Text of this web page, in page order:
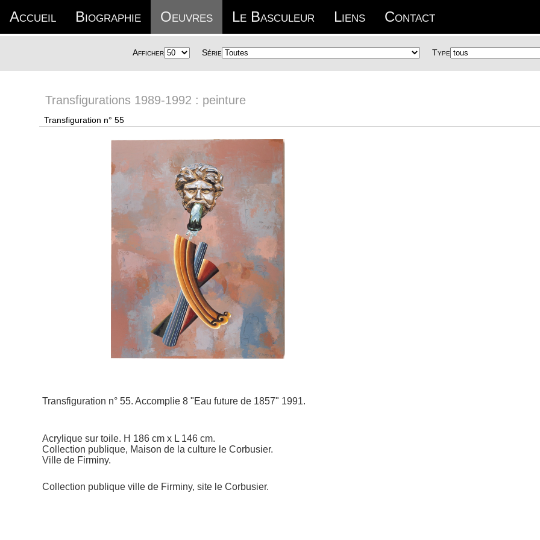
Accueil Biographie Oeuvres Le Basculeur Liens Contact
Afficher Série Type
Transfigurations 1989-1992 : peinture
Transfiguration n° 55
Transfiguration n° 55. Accomplie 8 "Eau future de 1857" 1991.
Acrylique sur toile. H 186 cm x L 146 cm.
Collection publique, Maison de la culture le Corbusier.
Ville de Firminy.
Collection publique ville de Firminy, site le Corbusier.